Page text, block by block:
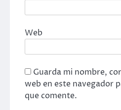
Web
Guarda mi nombre,
web en este navegador
que comente.